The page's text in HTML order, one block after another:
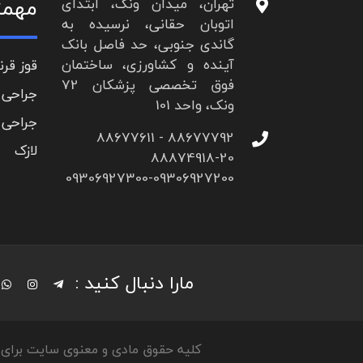
اتوبان حقانی، نرسیده به
گاندی جنوبی، حد فاصل بانک
آینده و کشاورزی، ساختمان
فوق تخصصی پزشکان 72
ونک، واحد 101
88677792 - 88677611
88874918-20
09306927300-09306927200
قوز
لازک
مارا دنبال کنید :
کلیه حقوق مادی و معنوی سایت برای